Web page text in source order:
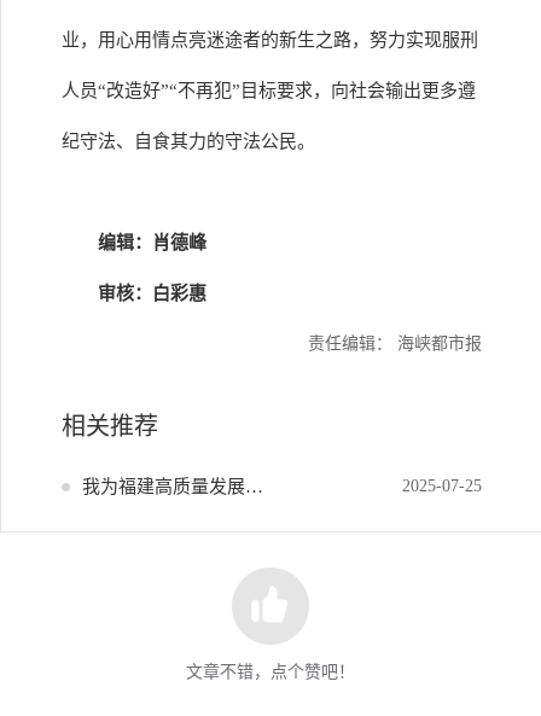
业，用心用情点亮迷途者的新生之路，努力实现服刑
人员“改造好”“不再犯”目标要求，向社会输出更多遵
纪守法、自食其力的守法公民。
编辑：肖德峰
审核：白彩惠
责任编辑： 海峡都市报
相关推荐
我为福建高质量发展献策 2025-07-25
文章不错，点个赞吧！